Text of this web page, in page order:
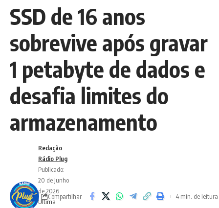
SSD de 16 anos
sobrevive após gravar
1 petabyte de dados e
desafia limites do
armazenamento
Ultima
Redação
Rádio Plug
Publicado:
20 de junho
de 2026
Compartilhar 4 min. de leitura